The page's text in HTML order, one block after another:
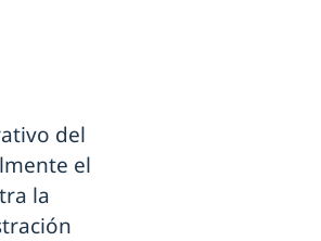
del
el
la